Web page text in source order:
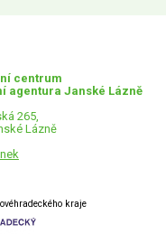
centrum
agentura Janské Lázně
265,
Lázně
kraje